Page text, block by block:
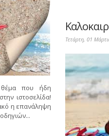
θέμα που ήδη
ιστοσελίδα!
η επανάληψη
Τετάρτη, 01